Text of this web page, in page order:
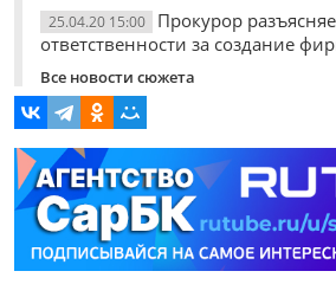
25.04.20 15:00
Прокурор
ответственности за создание
Все новости сюжета